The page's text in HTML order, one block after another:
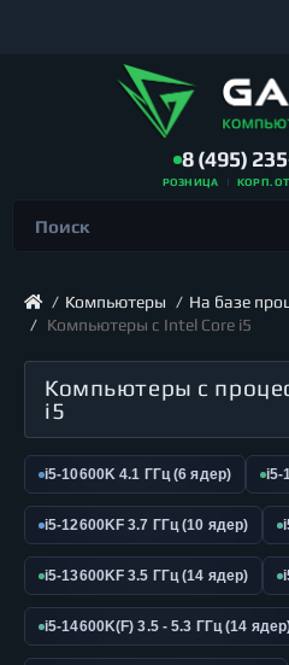
8 (495)
РОЗНИЦА КОРП.
Компьютеры
На базе
Компьютеры с Intel Core i5
Компьютеры с
i5
i5-10600K 4.1 ГГц (6 ядер) i5-
i5-12600KF 3.7 ГГц (10 ядер)
i5-13600KF 3.5 ГГц (14 ядер)
i5-14600K(F) 3.5 - 5.3 ГГц (14